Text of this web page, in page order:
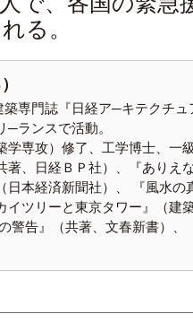
る。
専門誌『日経ア─キテクチュ
─ランスで活動。
学専攻）修了、工学博士、一
著、日経ＢＰ社）、『ありえ
日本経済新聞社）、 『風水の
イツリーと東京タワー』（建
警告』（共著、文春新書）